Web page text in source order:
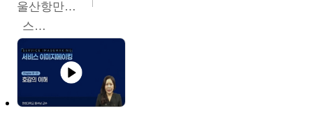
울산항만공사
스마트해상물류관리사 교육위원회